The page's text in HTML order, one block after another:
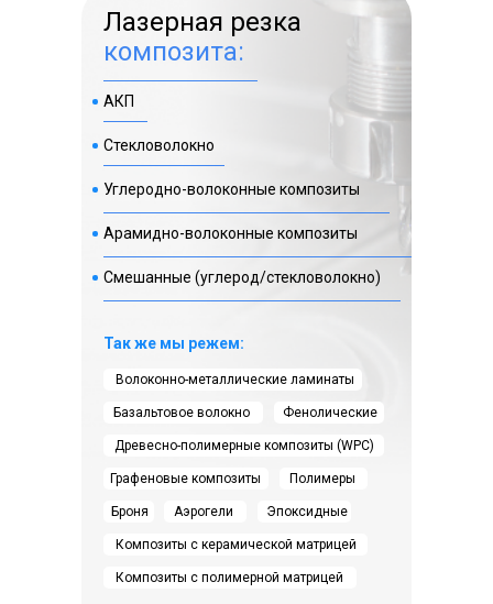
Лазерная резка
композита:
АКП
Углеродно-волоконные композиты
Стекловолокно
Арамидно-волоконные композиты
Смешанные (углерод/стекловолокно)
Так же мы режем:
Волоконно-металлические ламинаты
Фенолические
Композиты с полимерной матрицей
Базальтовое волокно
Аэрогели
Полимеры
Древесно-полимерные композиты (WPC)
Броня
Графеновые композиты
Эпоксидные
Композиты с керамической матрицей
Заводы Автосервисы
Торговые центры
Офисы
Жилые дома
Гостиницы
Гос. организации
Иные объекты
Металлические
Выполненные работы
по изготовлению
кассет для фасада